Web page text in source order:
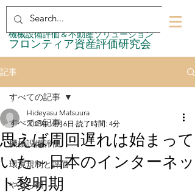
​フロンティア資産評価研究会
​機械設備評価＆不動産ソリューション
記事
すべての記事
機械設備評価
環境規制と評価
やぐら鶴
すべての記事
思えば周回遅れは始まって
いた～日本のインターネッ
ト黎明期
Hideyasu Matsuura
2023年12月6日 読了時間: 4分